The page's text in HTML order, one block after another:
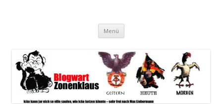
spiegeln im wesentlichen den Gesundheitszustand dieser unserer
Menü Zum
springen